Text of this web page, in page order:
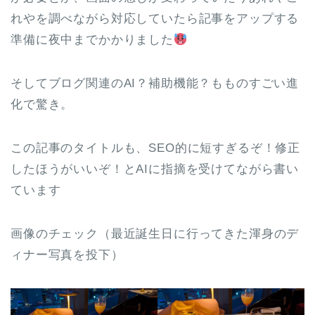
れやを調べながら対応していたら記事をアップする
準備に夜中までかかりました
そしてブログ関連のAI？補助機能？もものすごい進
化で驚き。
この記事のタイトルも、SEO的に短すぎるぞ！修正
したほうがいいぞ！とAIに指摘を受けてながら書い
ています
画像のチェック（最近誕生日に行ってきた渾身のデ
ィナー写真を投下）